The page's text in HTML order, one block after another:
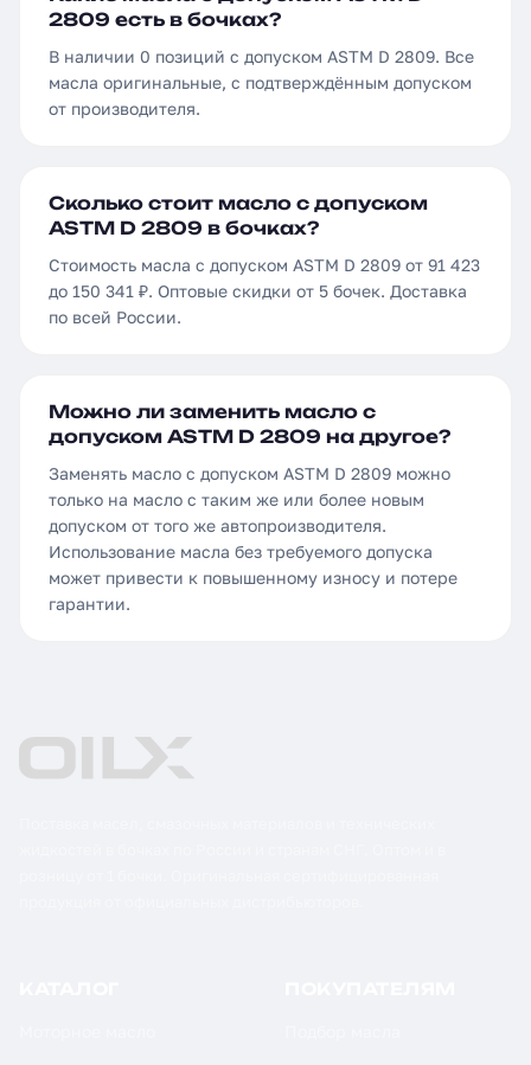
2809 есть в бочках?
В наличии 0 позиций с допуском ASTM D 2809. Все
масла оригинальные, с подтверждённым допуском
от производителя.
Сколько стоит масло с допуском
ASTM D 2809 в бочках?
Стоимость масла с допуском ASTM D 2809 от 91 423
до 150 341 ₽. Оптовые скидки от 5 бочек. Доставка
по всей России.
Можно ли заменить масло с
допуском ASTM D 2809 на другое?
Заменять масло с допуском ASTM D 2809 можно
только на масло с таким же или более новым
допуском от того же автопроизводителя.
Использование масла без требуемого допуска
может привести к повышенному износу и потере
гарантии.